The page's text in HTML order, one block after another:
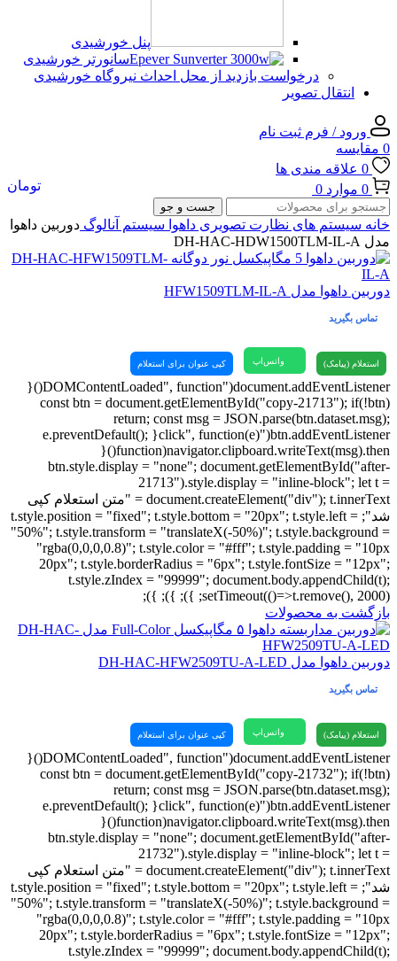
پنل خورشیدی
سانورتر خورشیدی
درخواست بازدید از محل احداث نیروگاه خورشیدی
انتقال تصویر
ورود / فرم ثبت نام
0 مقایسه
0 علاقه مندی ها
0 موارد 0 تومان
جست و جو
خانه سیستم های نظارت تصویری داهوا سیستم آنالوگ دوربین داهوا
مدل DH-HAC-HDW1500TLM-IL-A
دوربین داهوا مدل HFW1509TLM-IL-A
تماس بگیرید
استعلام (پیامک) واتس‌اپ کپی عنوان برای استعلام
document.addEventListener("DOMContentLoaded", function(){
const btn = document.getElementById("copy-21713"); if(!btn)
return; const msg = JSON.parse(btn.dataset.msg);
btn.addEventListener("click", function(e){ e.preventDefault();
navigator.clipboard.writeText(msg).then(function(){
btn.style.display = "none"; document.getElementById("after-
21713").style.display = "inline-block"; let t =
document.createElement("div"); t.innerText = "متن استعلام کپی
شد"; t.style.position = "fixed"; t.style.bottom = "20px"; t.style.left =
"50%"; t.style.transform = "translateX(-50%)"; t.style.background =
"rgba(0,0,0,0.8)"; t.style.color = "#fff"; t.style.padding = "10px
20px"; t.style.borderRadius = "6px"; t.style.fontSize = "12px";
t.style.zIndex = "99999"; document.body.appendChild(t);
setTimeout(()=>t.remove(), 2000); }); }); });
بازگشت به محصولات
دوربین داهوا مدل DH-HAC-HFW2509TU-A-LED
تماس بگیرید
استعلام (پیامک) واتس‌اپ کپی عنوان برای استعلام
document.addEventListener("DOMContentLoaded", function(){
const btn = document.getElementById("copy-21732"); if(!btn)
return; const msg = JSON.parse(btn.dataset.msg);
btn.addEventListener("click", function(e){ e.preventDefault();
navigator.clipboard.writeText(msg).then(function(){
btn.style.display = "none"; document.getElementById("after-
21732").style.display = "inline-block"; let t =
document.createElement("div"); t.innerText = "متن استعلام کپی
شد"; t.style.position = "fixed"; t.style.bottom = "20px"; t.style.left =
"50%"; t.style.transform = "translateX(-50%)"; t.style.background =
"rgba(0,0,0,0.8)"; t.style.color = "#fff"; t.style.padding = "10px
20px"; t.style.borderRadius = "6px"; t.style.fontSize = "12px";
t.style.zIndex = "99999"; document.body.appendChild(t);